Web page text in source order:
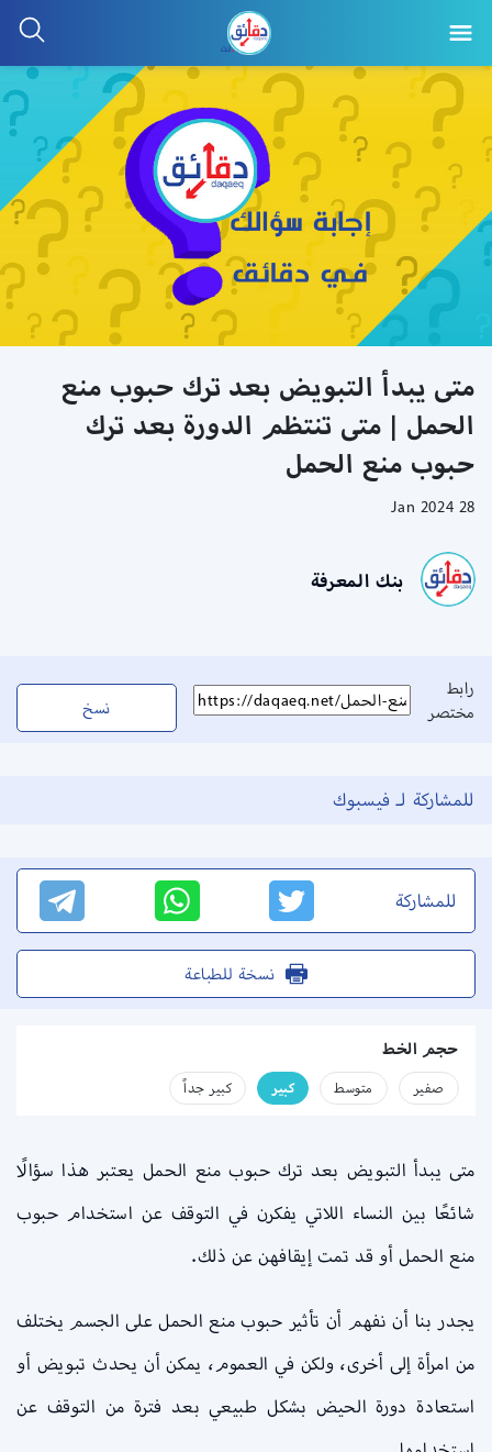
متى يبدأ التبويض بعد ترك حبوب منع
الحمل | متى تنتظم الدورة بعد ترك
حبوب منع الحمل
28 Jan 2024
بنك المعرفة
رابط
مختصر
نسخ
للمشاركة لـ فيسبوك
للمشاركة
نسخة للطباعة
حجم الخط
صفير متوسط كبير كبير جداً
متى يبدأ التبويض بعد ترك حبوب منع الحمل يعتبر هذا سؤالًا
شائعًا بين النساء اللاتي يفكرن في التوقف عن استخدام حبوب
منع الحمل أو قد تمت إيقافهن عن ذلك.
يجدر بنا أن نفهم أن تأثير حبوب منع الحمل على الجسم يختلف
من امرأة إلى أخرى، ولكن في العموم، يمكن أن يحدث تبويض أو
استعادة دورة الحيض بشكل طبيعي بعد فترة من التوقف عن